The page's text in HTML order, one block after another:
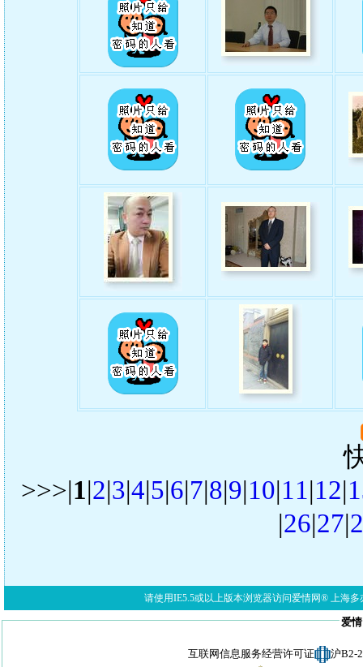
>>>|1|2|3|4|5|6|7|8|9|10|11|12|
|26|27|
请使用IE5.5或以上版本浏览器访问爱情网® 上海多
爱
互联网信息服务经营许可证 沪B2-